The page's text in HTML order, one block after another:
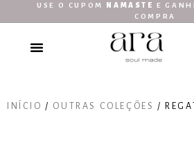
USE O CUPOM NAMASTE
E
COMPRA
INÍCIO / OUTRAS COLEÇÕES /